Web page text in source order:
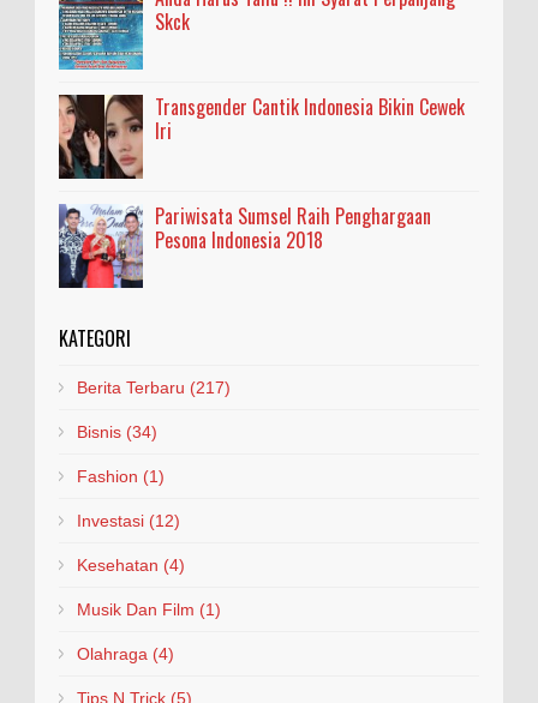
Skck
Transgender Cantik Indonesia Bikin Cewek
Iri
Pariwisata Sumsel Raih Penghargaan
Pesona Indonesia 2018
KATEGORI
Berita Terbaru (217)
Bisnis (34)
Fashion (1)
Investasi (12)
Kesehatan (4)
Musik Dan Film (1)
Olahraga (4)
Tips N Trick (5)